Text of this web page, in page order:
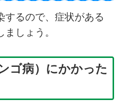
するので、症状がある
しょう。
ゴ病）にかかった